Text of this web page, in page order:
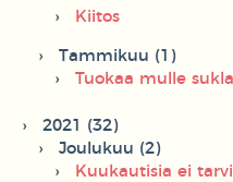
Kiitos
Tammikuu (1)
Tuokaa mulle
2021 (32)
Joulukuu (2)
Kuukautisia ei